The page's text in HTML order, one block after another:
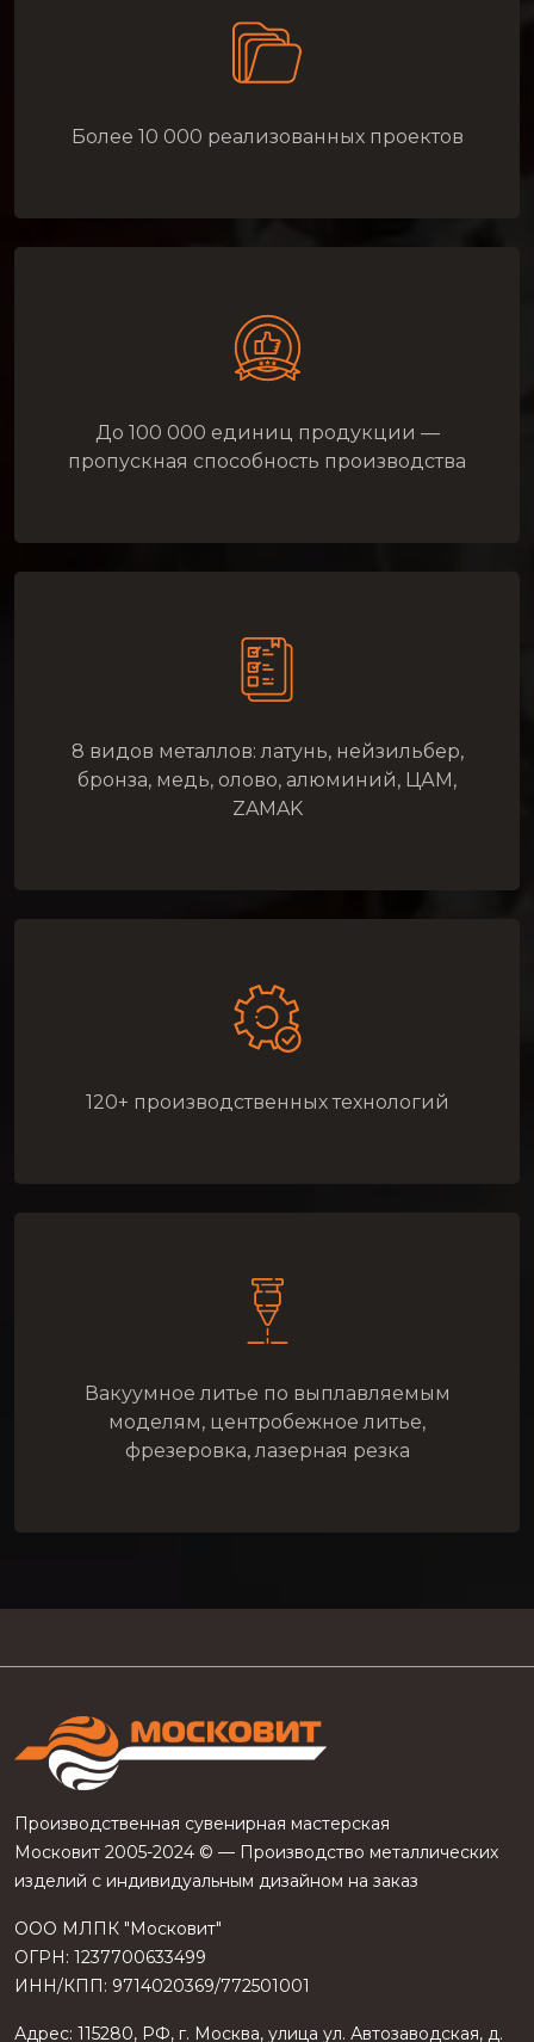
Более 10 000 реализованных проектов
До 100 000 единиц продукции —
пропускная способность производства
8 видов металлов: латунь, нейзильбер,
бронза, медь, олово, алюминий, ЦАМ,
ZAMAK
120+ производственных технологий
Вакуумное литье по выплавляемым
моделям, центробежное литье,
фрезеровка, лазерная резка
Производственная сувенирная мастерская
Московит 2005-2024 © — Производство металлических
изделий с индивидуальным дизайном на заказ
ООО МЛПК "Московит"
ОГРН: 1237700633499
ИНН/КПП: 9714020369/772501001
Адрес: 115280, РФ, г. Москва, улица ул. Автозаводская, д.